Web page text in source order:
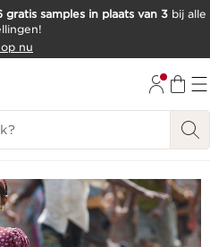
samples in plaats van 3 bij alle
nu